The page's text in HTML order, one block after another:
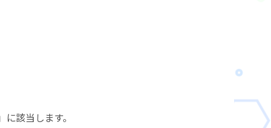
該当します。